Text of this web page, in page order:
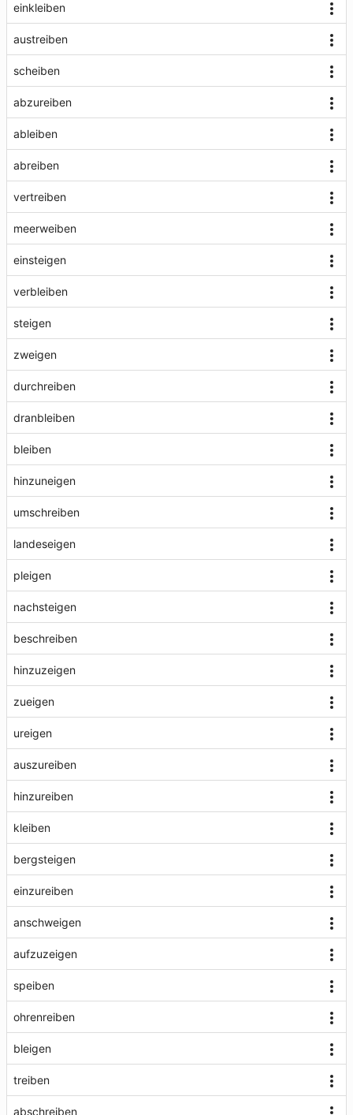
einkleiben
austreiben
scheiben
abzureiben
ableiben
abreiben
vertreiben
meerweiben
einsteigen
verbleiben
steigen
zweigen
durchreiben
dranbleiben
bleiben
hinzuneigen
umschreiben
landeseigen
pleigen
nachsteigen
beschreiben
hinzuzeigen
zueigen
ureigen
auszureiben
hinzureiben
kleiben
bergsteigen
einzureiben
anschweigen
aufzuzeigen
speiben
ohrenreiben
bleigen
treiben
abschreiben